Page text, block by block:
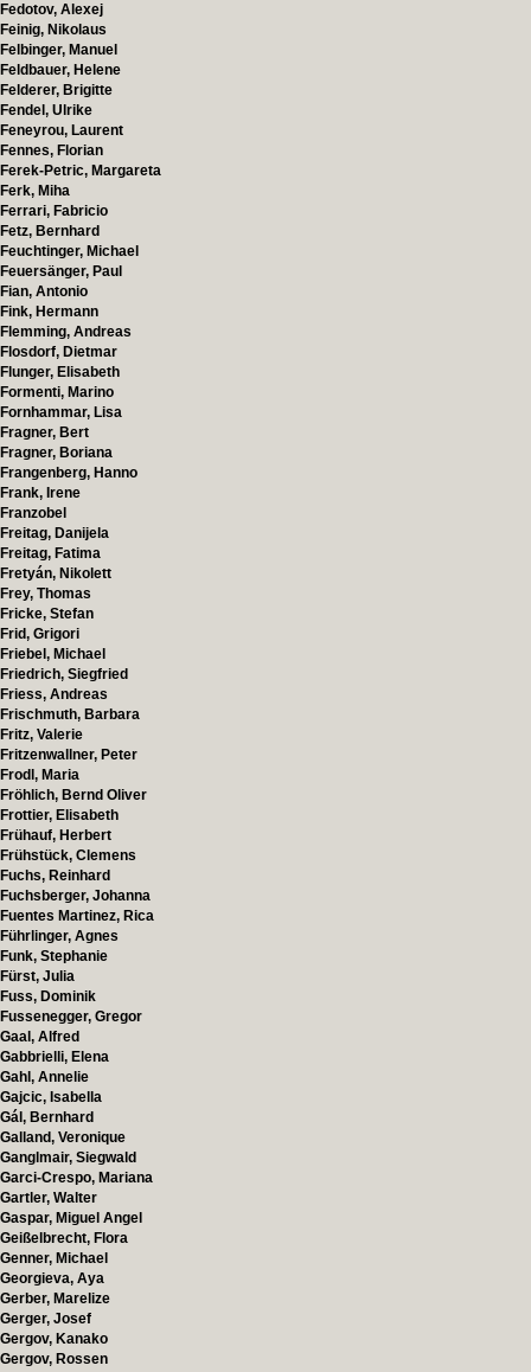
Fedotov, Alexej
Feinig, Nikolaus
Felbinger, Manuel
Feldbauer, Helene
Felderer, Brigitte
Fendel, Ulrike
Feneyrou, Laurent
Fennes, Florian
Ferek-Petric, Margareta
Ferk, Miha
Ferrari, Fabricio
Fetz, Bernhard
Feuchtinger, Michael
Feuersänger, Paul
Fian, Antonio
Fink, Hermann
Flemming, Andreas
Flosdorf, Dietmar
Flunger, Elisabeth
Formenti, Marino
Fornhammar, Lisa
Fragner, Bert
Fragner, Boriana
Frangenberg, Hanno
Frank, Irene
Franzobel
Freitag, Danijela
Freitag, Fatima
Fretyán, Nikolett
Frey, Thomas
Fricke, Stefan
Frid, Grigori
Friebel, Michael
Friedrich, Siegfried
Friess, Andreas
Frischmuth, Barbara
Fritz, Valerie
Fritzenwallner, Peter
Frodl, Maria
Fröhlich, Bernd Oliver
Frottier, Elisabeth
Frühauf, Herbert
Frühstück, Clemens
Fuchs, Reinhard
Fuchsberger, Johanna
Fuentes Martinez, Rica
Führlinger, Agnes
Funk, Stephanie
Fürst, Julia
Fuss, Dominik
Fussenegger, Gregor
Gaal, Alfred
Gabbrielli, Elena
Gahl, Annelie
Gajcic, Isabella
Gál, Bernhard
Galland, Veronique
Ganglmair, Siegwald
Garci-Crespo, Mariana
Gartler, Walter
Gaspar, Miguel Angel
Geißelbrecht, Flora
Genner, Michael
Georgieva, Aya
Gerber, Marelize
Gerger, Josef
Gergov, Kanako
Gergov, Rossen